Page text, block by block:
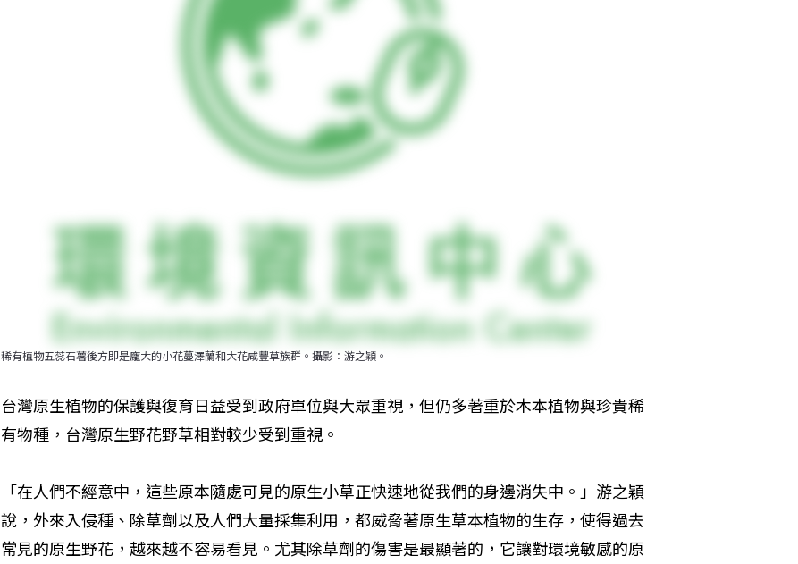
稀有植物五蕊石薯後方即是龐大的小花蔓澤蘭和大花咸豐草族群。攝影：游之穎。
台灣原生植物的保護與復育日益受到政府單位與大眾重視，但仍多著重於木本植物與珍貴稀
有物種，台灣原生野花野草相對較少受到重視。
「在人們不經意中，這些原本隨處可見的原生小草正快速地從我們的身邊消失中。」游之穎
說，外來入侵種、除草劑以及人們大量採集利用，都威脅著原生草本植物的生存，使得過去
常見的原生野花，越來越不容易看見。尤其除草劑的傷害是最顯著的，它讓對環境敏感的原